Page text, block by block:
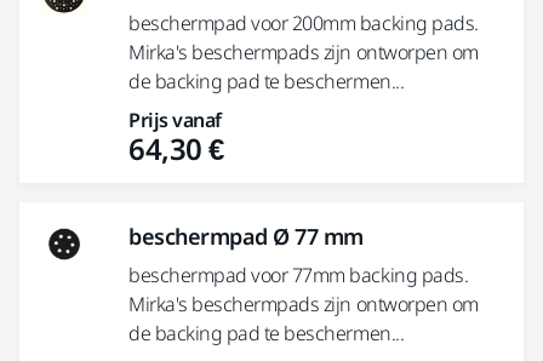
beschermpad voor 200mm backing pads.
Mirka's beschermpads zijn ontworpen om
de backing pad te beschermen...
Prijs vanaf
64,30 €
beschermpad Ø 77 mm
beschermpad voor 77mm backing pads.
Mirka's beschermpads zijn ontworpen om
de backing pad te beschermen...